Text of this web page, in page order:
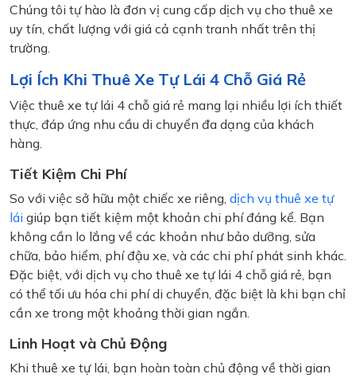
Chúng tôi tự hào là đơn vị cung cấp dịch vụ cho thuê xe
uy tín, chất lượng với giá cả cạnh tranh nhất trên thị
trường.
Lợi Ích Khi Thuê Xe Tự Lái 4 Chỗ Giá Rẻ
Việc thuê xe tự lái 4 chỗ giá rẻ mang lại nhiều lợi ích thiết
thực, đáp ứng nhu cầu di chuyển đa dạng của khách
hàng.
Tiết Kiệm Chi Phí
So với việc sở hữu một chiếc xe riêng, dịch vụ thuê xe tự
lái giúp bạn tiết kiệm một khoản chi phí đáng kể. Bạn
không cần lo lắng về các khoản như bảo dưỡng, sửa
chữa, bảo hiểm, phí đậu xe, và các chi phí phát sinh khác.
Đặc biệt, với dịch vụ cho thuê xe tự lái 4 chỗ giá rẻ, bạn
có thể tối ưu hóa chi phí di chuyển, đặc biệt là khi bạn chỉ
cần xe trong một khoảng thời gian ngắn.
Linh Hoạt và Chủ Động
Khi thuê xe tự lái, bạn hoàn toàn chủ động về thời gian